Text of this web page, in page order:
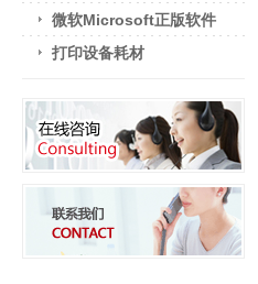
微软Microsoft正版软件
打印设备耗材